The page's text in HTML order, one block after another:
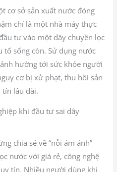
cơ sở sản xuất nước đóng
chí là một nhà máy thực
tư vào một dây chuyền lọc
tố sống còn. Sử dụng nước
hưởng tới sức khỏe người
cơ bị xử phạt, thu hồi sản
tín lâu dài.
khi đầu tư sai dây
chia sẻ về “nỗi ám ảnh”
nước với giá rẻ, công nghệ
tín. Nhiều người dùng khi